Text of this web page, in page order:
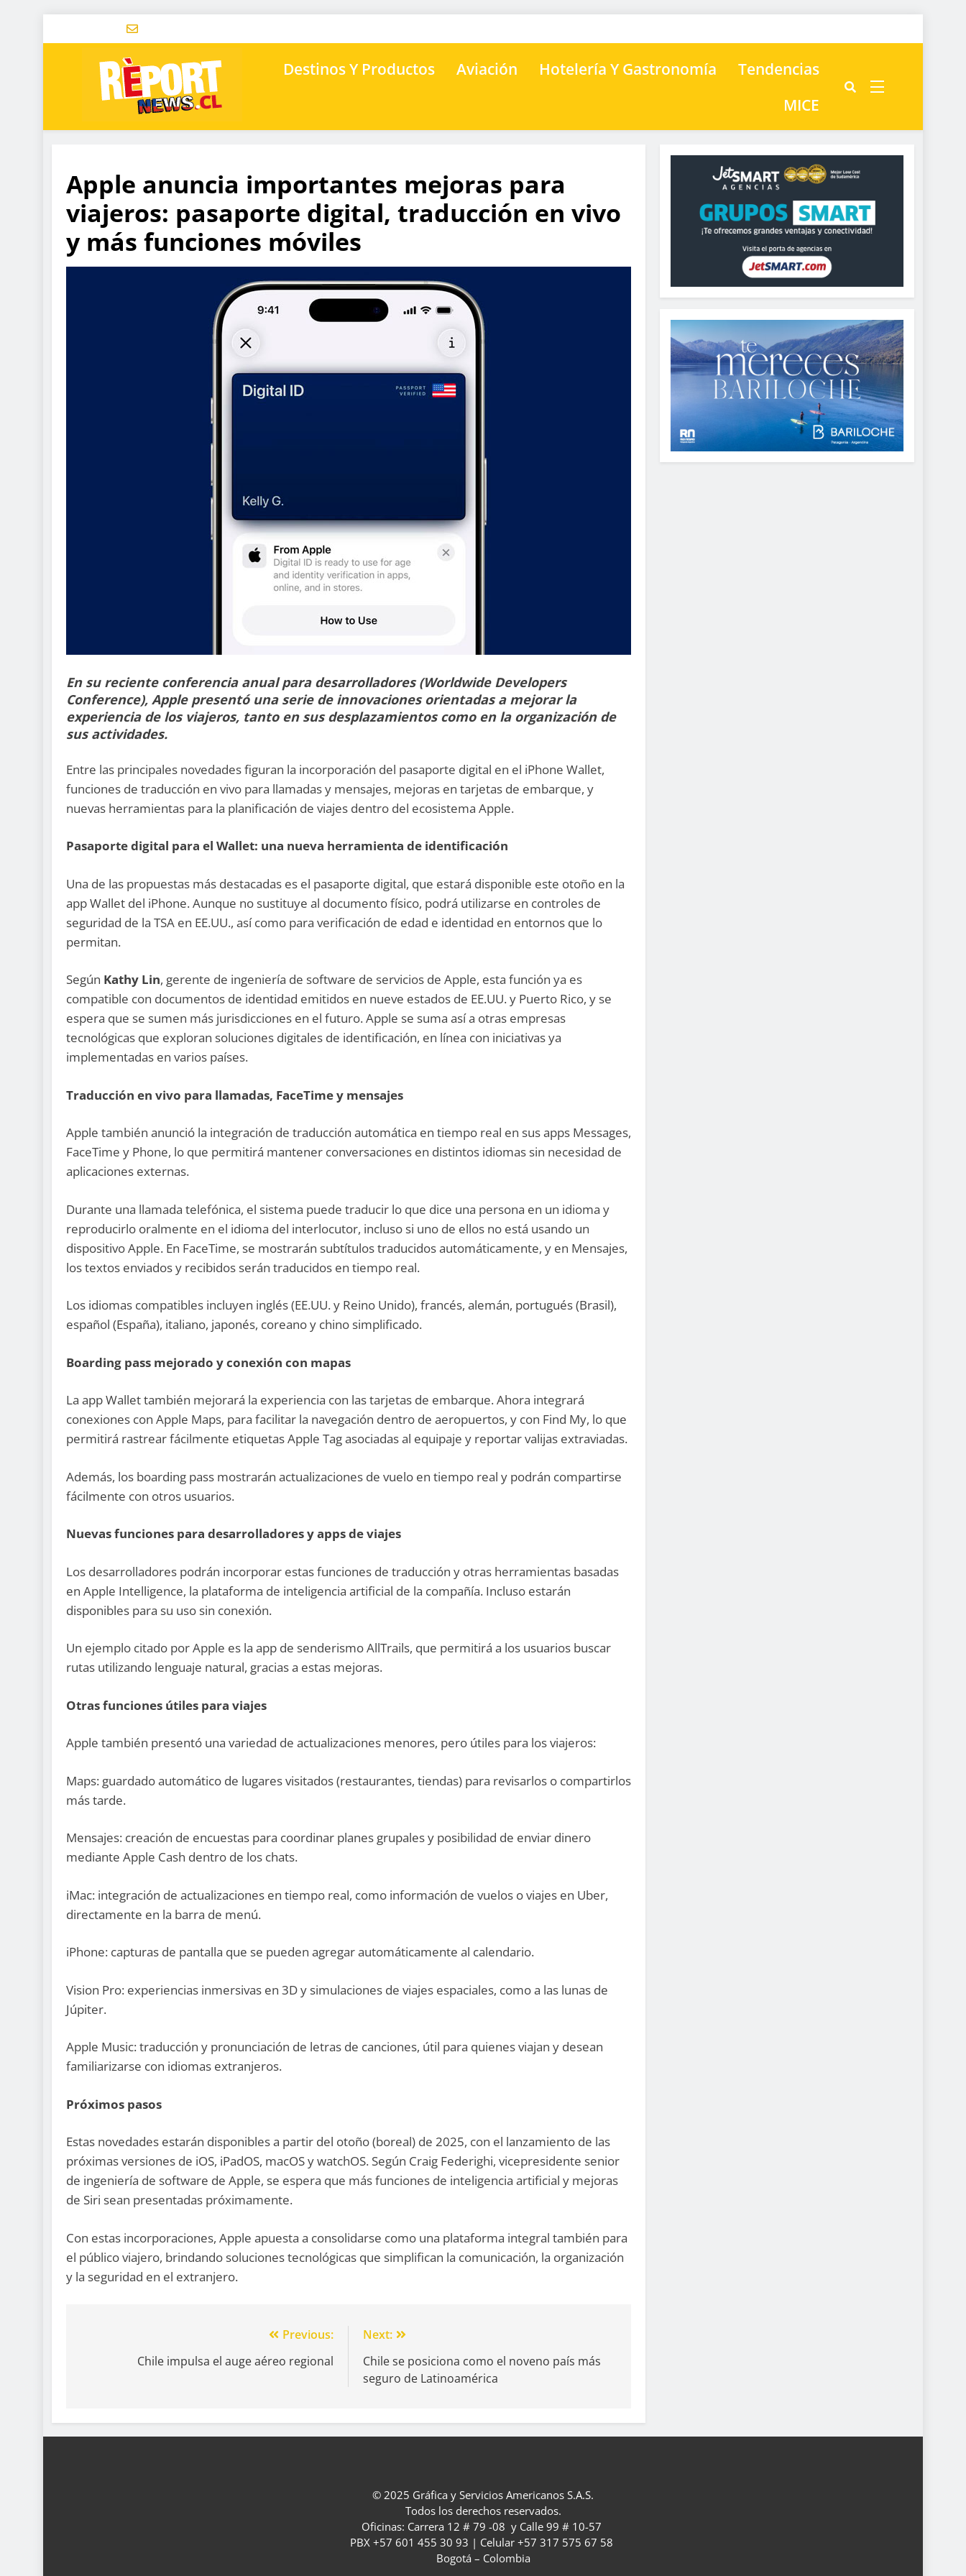
Destinos Y Productos Aviación Hotelería Y Gastronomía
Tendencias
MICE
Apple anuncia importantes mejoras para
viajeros: pasaporte digital, traducción en vivo
y más funciones móviles
En su reciente conferencia anual para desarrolladores (Worldwide Developers
Conference), Apple presentó una serie de innovaciones orientadas a mejorar la
experiencia de los viajeros, tanto en sus desplazamientos como en la organización de
sus actividades.
Entre las principales novedades figuran la incorporación del pasaporte digital en el iPhone Wallet,
funciones de traducción en vivo para llamadas y mensajes, mejoras en tarjetas de embarque, y
nuevas herramientas para la planificación de viajes dentro del ecosistema Apple.
Pasaporte digital para el Wallet: una nueva herramienta de identificación
Una de las propuestas más destacadas es el pasaporte digital, que estará disponible este otoño en la
app Wallet del iPhone. Aunque no sustituye al documento físico, podrá utilizarse en controles de
seguridad de la TSA en EE.UU., así como para verificación de edad e identidad en entornos que lo
permitan.
Según Kathy Lin, gerente de ingeniería de software de servicios de Apple, esta función ya es
compatible con documentos de identidad emitidos en nueve estados de EE.UU. y Puerto Rico, y se
espera que se sumen más jurisdicciones en el futuro. Apple se suma así a otras empresas
tecnológicas que exploran soluciones digitales de identificación, en línea con iniciativas ya
implementadas en varios países.
Traducción en vivo para llamadas, FaceTime y mensajes
Apple también anunció la integración de traducción automática en tiempo real en sus apps Messages,
FaceTime y Phone, lo que permitirá mantener conversaciones en distintos idiomas sin necesidad de
aplicaciones externas.
Durante una llamada telefónica, el sistema puede traducir lo que dice una persona en un idioma y
reproducirlo oralmente en el idioma del interlocutor, incluso si uno de ellos no está usando un
dispositivo Apple. En FaceTime, se mostrarán subtítulos traducidos automáticamente, y en Mensajes,
los textos enviados y recibidos serán traducidos en tiempo real.
Los idiomas compatibles incluyen inglés (EE.UU. y Reino Unido), francés, alemán, portugués (Brasil),
español (España), italiano, japonés, coreano y chino simplificado.
Boarding pass mejorado y conexión con mapas
La app Wallet también mejorará la experiencia con las tarjetas de embarque. Ahora integrará
conexiones con Apple Maps, para facilitar la navegación dentro de aeropuertos, y con Find My, lo que
permitirá rastrear fácilmente etiquetas Apple Tag asociadas al equipaje y reportar valijas extraviadas.
Además, los boarding pass mostrarán actualizaciones de vuelo en tiempo real y podrán compartirse
fácilmente con otros usuarios.
Nuevas funciones para desarrolladores y apps de viajes
Los desarrolladores podrán incorporar estas funciones de traducción y otras herramientas basadas
en Apple Intelligence, la plataforma de inteligencia artificial de la compañía. Incluso estarán
disponibles para su uso sin conexión.
Un ejemplo citado por Apple es la app de senderismo AllTrails, que permitirá a los usuarios buscar
rutas utilizando lenguaje natural, gracias a estas mejoras.
Otras funciones útiles para viajes
Apple también presentó una variedad de actualizaciones menores, pero útiles para los viajeros:
Maps: guardado automático de lugares visitados (restaurantes, tiendas) para revisarlos o compartirlos
más tarde.
Mensajes: creación de encuestas para coordinar planes grupales y posibilidad de enviar dinero
mediante Apple Cash dentro de los chats.
iMac: integración de actualizaciones en tiempo real, como información de vuelos o viajes en Uber,
directamente en la barra de menú.
iPhone: capturas de pantalla que se pueden agregar automáticamente al calendario.
Vision Pro: experiencias inmersivas en 3D y simulaciones de viajes espaciales, como a las lunas de
Júpiter.
Apple Music: traducción y pronunciación de letras de canciones, útil para quienes viajan y desean
familiarizarse con idiomas extranjeros.
Próximos pasos
Estas novedades estarán disponibles a partir del otoño (boreal) de 2025, con el lanzamiento de las
próximas versiones de iOS, iPadOS, macOS y watchOS. Según Craig Federighi, vicepresidente senior
de ingeniería de software de Apple, se espera que más funciones de inteligencia artificial y mejoras
de Siri sean presentadas próximamente.
Con estas incorporaciones, Apple apuesta a consolidarse como una plataforma integral también para
el público viajero, brindando soluciones tecnológicas que simplifican la comunicación, la organización
y la seguridad en el extranjero.
Previous:
Chile impulsa el auge aéreo regional
Next:
Chile se posiciona como el noveno país más
seguro de Latinoamérica
© 2025 Gráfica y Servicios Americanos S.A.S.
Todos los derechos reservados.
Oficinas: Carrera 12 # 79 -08 y Calle 99 # 10-57
PBX +57 601 455 30 93 | Celular +57 317 575 67 58
Bogotá – Colombia